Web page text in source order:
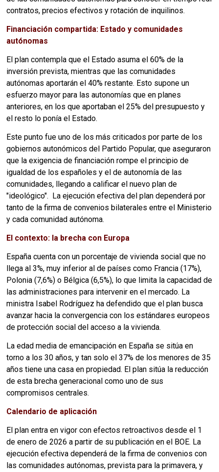
contratos, precios efectivos y rotación de inquilinos.
Financiación compartida: Estado y comunidades
autónomas
El plan contempla que el Estado asuma el 60% de la
inversión prevista, mientras que las comunidades
autónomas aportarán el 40% restante. Esto supone un
esfuerzo mayor para las autonomías que en planes
anteriores, en los que aportaban el 25% del presupuesto y
el resto lo ponía el Estado.
Este punto fue uno de los más criticados por parte de los
gobiernos autonómicos del Partido Popular, que aseguraron
que la exigencia de financiación rompe el principio de
igualdad de los españoles y el de autonomía de las
comunidades, llegando a calificar el nuevo plan de
"ideológico". La ejecución efectiva del plan dependerá por
tanto de la firma de convenios bilaterales entre el Ministerio
y cada comunidad autónoma.
El contexto: la brecha con Europa
España cuenta con un porcentaje de vivienda social que no
llega al 3%, muy inferior al de países como Francia (17%),
Polonia (7,6%) o Bélgica (6,5%), lo que limita la capacidad de
las administraciones para intervenir en el mercado. La
ministra Isabel Rodríguez ha defendido que el plan busca
avanzar hacia la convergencia con los estándares europeos
de protección social del acceso a la vivienda.
La edad media de emancipación en España se sitúa en
torno a los 30 años, y tan solo el 37% de los menores de 35
años tiene una casa en propiedad. El plan sitúa la reducción
de esta brecha generacional como uno de sus
compromisos centrales.
Calendario de aplicación
El plan entra en vigor con efectos retroactivos desde el 1
de enero de 2026 a partir de su publicación en el BOE. La
ejecución efectiva dependerá de la firma de convenios con
las comunidades autónomas, prevista para la primavera, y